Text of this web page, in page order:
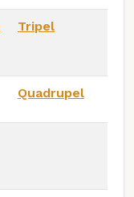
Tripel
Quadrupel